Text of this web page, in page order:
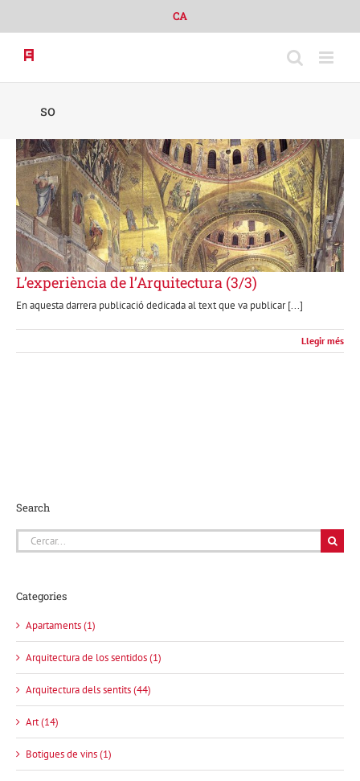
content
CA
so
L’experiència de l’Arquitectura (3/3)
En aquesta darrera publicació dedicada al text que va publicar [...]
Llegir més
Search
Cerca
…
Categories
Apartaments (1)
Arquitectura de los sentidos (1)
Arquitectura dels sentits (44)
Art (14)
Botigues de vins (1)